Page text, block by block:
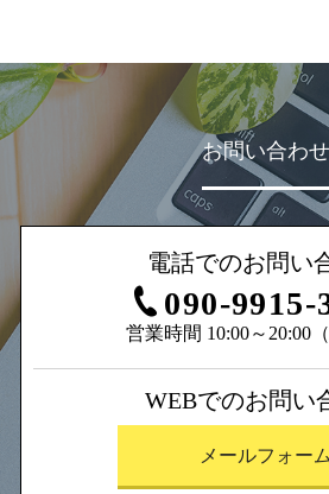
bic y cle re
お問い合わせ
電話でのお問い
090-9915-
営業時間 10:00～20:00
WEBでのお問い
メールフォーム